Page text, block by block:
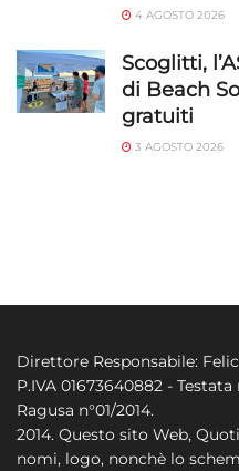
4 AGOSTO 2026
Scoglitti,
di Beach
gratuiti
3 AGOSTO 2026
Direttore Responsabile:
P.IVA 01673640882 -
Ragusa n°01/2014.
2014. Questo sito Web,
nomi, logo, nonchè lo